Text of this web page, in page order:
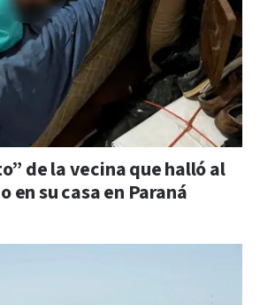
de la vecina que halló al
en su casa en Paraná